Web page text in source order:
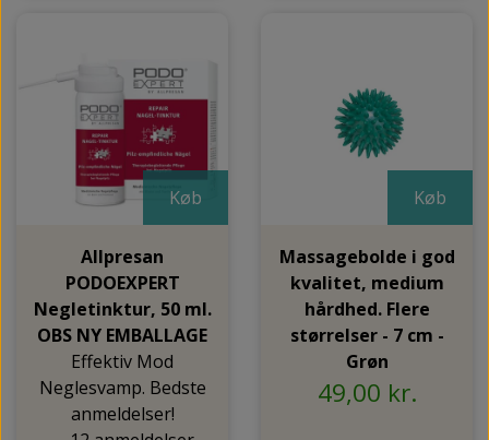
Køb
Allpresan
PODOEXPERT
Negletinktur, 50 ml.
OBS NY EMBALLAGE
Effektiv Mod
Neglesvamp. Bedste
anmeldelser!
Køb
Massagebolde i god
kvalitet, medium
hårdhed. Flere
størrelser - 7 cm -
Grøn
49,00 kr.